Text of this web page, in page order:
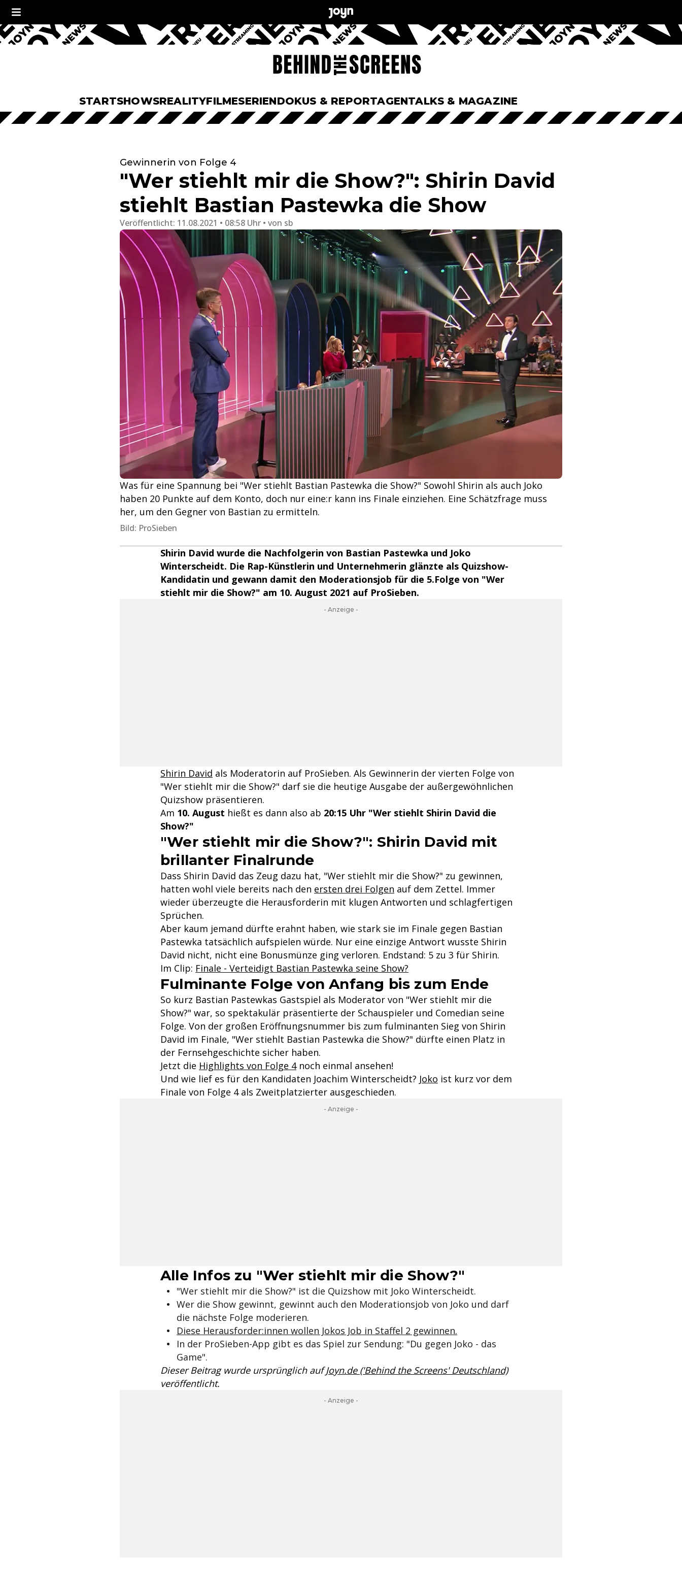
STARTSHOWSREALITYFILMESERIENDOKUS & REPORTAGENTALKS & MAGAZINE
Gewinnerin von Folge 4
"Wer stiehlt mir die Show?": Shirin David
stiehlt Bastian Pastewka die Show
Veröffentlicht: 11.08.2021 • 08:58 Uhr von sb
Was für eine Spannung bei "Wer stiehlt Bastian Pastewka die Show?" Sowohl Shirin als auch Joko
haben 20 Punkte auf dem Konto, doch nur eine:r kann ins Finale einziehen. Eine Schätzfrage muss
her, um den Gegner von Bastian zu ermitteln.
Bild: ProSieben
Shirin David wurde die Nachfolgerin von Bastian Pastewka und Joko
Winterscheidt. Die Rap-Künstlerin und Unternehmerin glänzte als Quizshow-
Kandidatin und gewann damit den Moderationsjob für die 5.Folge von "Wer
stiehlt mir die Show?" am 10. August 2021 auf ProSieben.
- Anzeige -
Shirin David als Moderatorin auf ProSieben. Als Gewinnerin der vierten Folge von
"Wer stiehlt mir die Show?" darf sie die heutige Ausgabe der außergewöhnlichen
Quizshow präsentieren.
Am 10. August hießt es dann also ab 20:15 Uhr "Wer stiehlt Shirin David die
Show?"
"Wer stiehlt mir die Show?": Shirin David mit
brillanter Finalrunde
Dass Shirin David das Zeug dazu hat, "Wer stiehlt mir die Show?" zu gewinnen,
hatten wohl viele bereits nach den ersten drei Folgen auf dem Zettel. Immer
wieder überzeugte die Herausforderin mit klugen Antworten und schlagfertigen
Sprüchen.
Aber kaum jemand dürfte erahnt haben, wie stark sie im Finale gegen Bastian
Pastewka tatsächlich aufspielen würde. Nur eine einzige Antwort wusste Shirin
David nicht, nicht eine Bonusmünze ging verloren. Endstand: 5 zu 3 für Shirin.
Im Clip: Finale - Verteidigt Bastian Pastewka seine Show?
Fulminante Folge von Anfang bis zum Ende
So kurz Bastian Pastewkas Gastspiel als Moderator von "Wer stiehlt mir die
Show?" war, so spektakulär präsentierte der Schauspieler und Comedian seine
Folge. Von der großen Eröffnungsnummer bis zum fulminanten Sieg von Shirin
David im Finale, "Wer stiehlt Bastian Pastewka die Show?" dürfte einen Platz in
der Fernsehgeschichte sicher haben.
Jetzt die Highlights von Folge 4noch einmal ansehen!
Und wie lief es für den Kandidaten Joachim Winterscheidt? Joko ist kurz vor dem
Finale von Folge 4 als Zweitplatzierter ausgeschieden.
- Anzeige -
Alle Infos zu "Wer stiehlt mir die Show?"
"Wer stiehlt mir die Show?" ist die Quizshow mit Joko Winterscheidt.
Wer die Show gewinnt, gewinnt auch den Moderationsjob von Joko und darf
die nächste Folge moderieren.
Diese Herausforder:innen wollen Jokos Job in Staffel 2 gewinnen.
In der ProSieben-App gibt es das Spiel zur Sendung: "Du gegen Joko - das
Game".
Dieser Beitrag wurde ursprünglich aufJoyn.de ('Behind the Screens' Deutschland)
veröffentlicht.
- Anzeige -